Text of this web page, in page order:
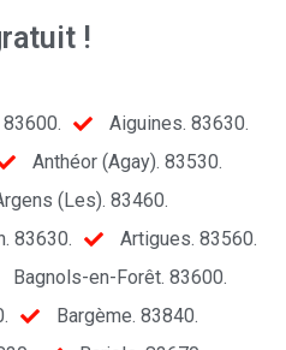
!
Aiguines. 83630.
Anthéor (Agay). 83530.
(Les). 83460.
83630.
Artigues. 83560.
Bagnols-en-Forêt. 83600.
Bargème. 83840.